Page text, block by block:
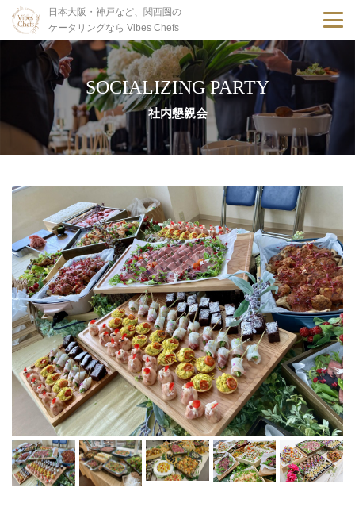
日本大阪・神戸など、関西圏の
ケータリングなら Vibes Chefs
SOCIALIZING PARTY
社内懇親会